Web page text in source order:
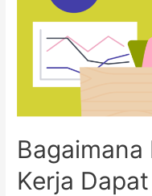
Kesejahteraan
Bagaimana
Kerja